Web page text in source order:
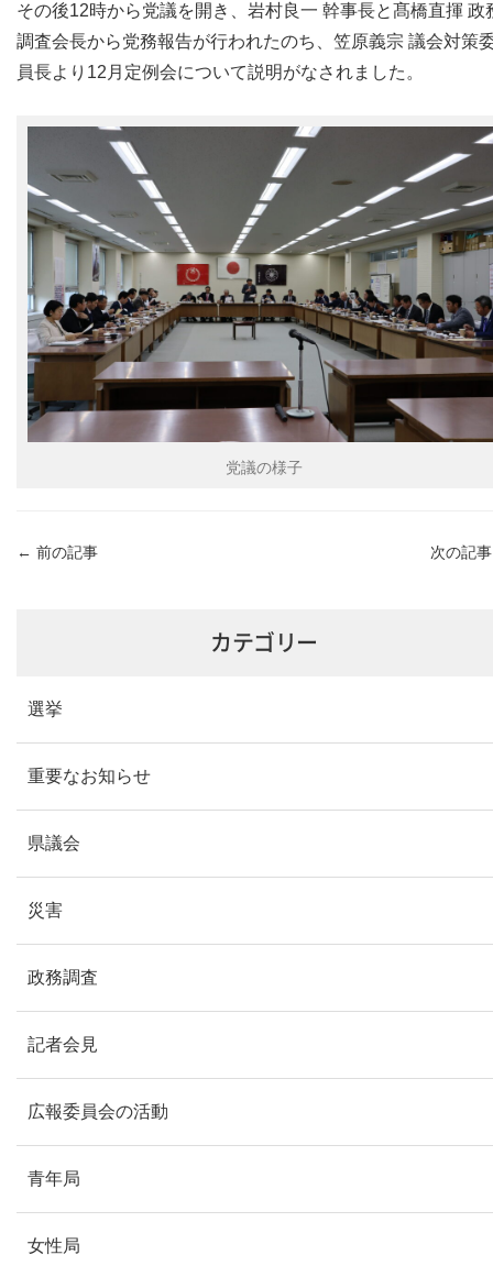
その後12時から党議を開き、岩村良一 幹事長と髙橋直揮 政
調査会長から党務報告が行われたのち、笠原義宗 議会対策
員長より12月定例会について説明がなされました。
党議の様子
← 前の記事 次の記
カテゴリー
選挙
重要なお知らせ
県議会
災害
政務調査
記者会見
広報委員会の活動
青年局
女性局